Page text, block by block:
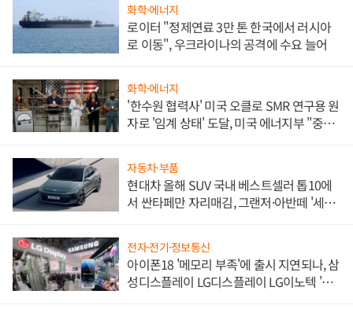
화학·에너지
로이터 "정제연료 3만 톤 한국에서 러시아
로 이동", 우크라이나의 공격에 수요 늘어
화학·에너지
'한수원 협력사' 미국 오클로 SMR 연구용 원
자로 '임계 상태' 도달, 미국 에너지부 "중요
자동차·부품
현대차 올해 SUV 국내 베스트셀러 톱10에
서 싼타페만 자리매김, 그랜저·아반떼 '세단
전자·전기·정보통신
아이폰18 '메모리 부족'에 출시 지연되나, 삼
성디스플레이 LG디스플레이 LG이노텍 '탈